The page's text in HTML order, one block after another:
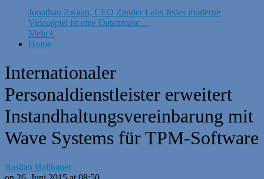
Jonathan Zwaan, CEO Zander Labs Jedes moderne
Videospiel ist eine Datenmasc ...
Mehr+
Home
Internationaler
Personaldienstleister erweitert
Instandhaltungsvereinbarung mit
Wave Systems für TPM-Software
Bastian Hallbauer